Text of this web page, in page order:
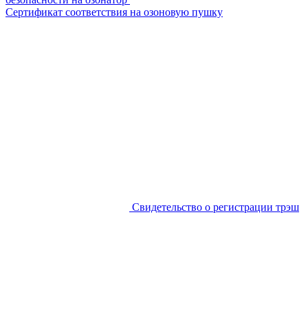
Сертификат соответствия на озоновую пушку
Свидетельство о регистрации трэш